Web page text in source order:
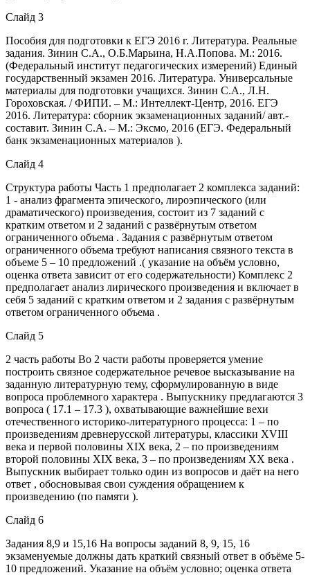
Слайд 3
Пособия для подготовки к ЕГЭ 2016 г. Литература. Реальные
задания. Зинин С.А., О.Б.Марьина, Н.А.Попова. М.: 2016.
(Федеральный институт педагогических измерений) Единый
государственный экзамен 2016. Литература. Универсальные
материалы для подготовки учащихся. Зинин С.А., Л.Н.
Гороховская. / ФИПИ. – М.: Интеллект-Центр, 2016. ЕГЭ
2016. Литература: сборник экзаменационных заданий/ авт.-
составит. Зинин С.А. – М.: Эксмо, 2016 (ЕГЭ. Федеральный
банк экзаменационных материалов ).
Слайд 4
Структура работы Часть 1 предполагает 2 комплекса заданий:
1 - анализ фрагмента эпического, лироэпического (или
драматического) произведения, состоит из 7 заданий с
кратким ответом и 2 заданий с развёрнутым ответом
ограниченного объема . Задания с развёрнутым ответом
ограниченного объема требуют написания связного текста в
объеме 5 – 10 предложений .( указание на объём условно,
оценка ответа зависит от его содержательности) Комплекс 2
предполагает анализ лирического произведения и включает в
себя 5 заданий с кратким ответом и 2 задания с развёрнутым
ответом ограниченного объема .
Слайд 5
2 часть работы Во 2 части работы проверяется умение
построить связное содержательное речевое высказывание на
заданную литературную тему, сформулированную в виде
вопроса проблемного характера . Выпускнику предлагаются 3
вопроса ( 17.1 – 17.3 ), охватывающие важнейшие вехи
отечественного историко-литературного процесса: 1 – по
произведениям древнерусской литературы, классики XVIII
века и первой половины XIX века, 2 – по произведениям
второй половины XIX века, 3 – по произведениям XX века .
Выпускник выбирает только один из вопросов и даёт на него
ответ , обосновывая свои суждения обращением к
произведению (по памяти ).
Слайд 6
Задания 8,9 и 15,16 На вопросы заданий 8, 9, 15, 16
экзаменуемые должны дать краткий связный ответ в объёме 5-
10 предложений. Указание на объём условно; оценка ответа